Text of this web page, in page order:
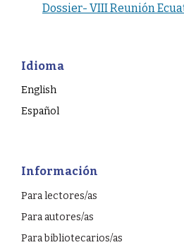
Dossier- VIII Reunión
Idioma
English
Español
Información
Para lectores/as
Para autores/as
Para bibliotecarios/as